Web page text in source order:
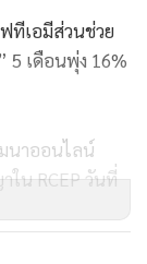
มูลค่า GDP กว่า
ของ GDP โลก
สหรัฐ คิดเป็น
ลงทุนของไทย
าร์เซ็ปมีมูลค่า
คิดเป็น 59.5%
ฟทีเอมีส่วนช่วย
5 เดือนพุ่ง 16%
นาออนไลน์
น RCEP วันที่